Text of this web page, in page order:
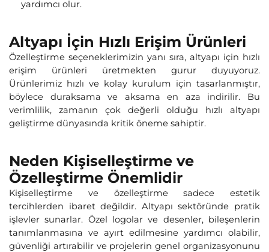
yardımcı olur.
Altyapı İçin Hızlı Erişim Ürünleri
Özelleştirme seçeneklerimizin yanı sıra, altyapı için hızlı
erişim ürünleri üretmekten gurur duyuyoruz.
Ürünlerimiz hızlı ve kolay kurulum için tasarlanmıştır,
böylece duraksama ve aksama en aza indirilir. Bu
verimlilik, zamanın çok değerli olduğu hızlı altyapı
geliştirme dünyasında kritik öneme sahiptir.
Neden Kişiselleştirme ve
Özelleştirme Önemlidir
Kişiselleştirme ve özelleştirme sadece estetik
tercihlerden ibaret değildir. Altyapı sektöründe pratik
işlevler sunarlar. Özel logolar ve desenler, bileşenlerin
tanımlanmasına ve ayırt edilmesine yardımcı olabilir,
güvenliği artırabilir ve projelerin genel organizasyonunu